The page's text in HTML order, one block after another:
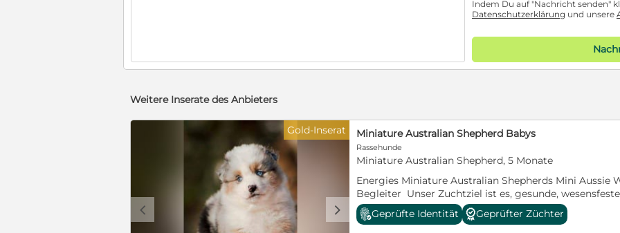
Indem Du auf "Nachricht senden"
Datenschutzerklärung und unsere
Weitere Inserate des Anbieters
c d
Gold-Inserat Miniature Australian Shepherd Babys
Rassehunde
Miniature Australian Shepherd, 5 Monate
Energies Miniature Australian Shepherds Mini Aussie
Begleiter Unser Zuchtziel ist es, gesunde,
als Familien- und Therapiehunde zu züchten. Unsere
liebevollen Umfeld auf und sind bestens sozialisiert.
Geprüfte Identität Geprüfter Züchter